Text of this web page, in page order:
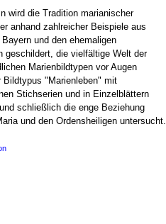
wird die Tradition marianischer
anhand zahlreicher Beispiele aus
und den ehemaligen
geschildert, die vielfältige Welt der
Marienbildtypen vor Augen
Bildtypus "Marienleben" mit
Stichserien und in Einzelblättern
schließlich die enge Beziehung
und den Ordensheiligen untersucht.